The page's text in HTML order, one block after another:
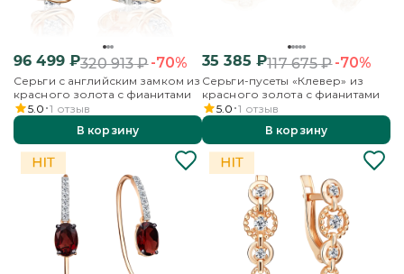
96 499₽320 913₽-70%
Серьги с английским замком из
красного золота с фианитами
5.0 1 отзыв
В корзину
35 385 ₽117 675₽-70%
Серьги-пусеты «Клевер» из
красного золота с фианитами
5.0 1 отзыв
В корзину